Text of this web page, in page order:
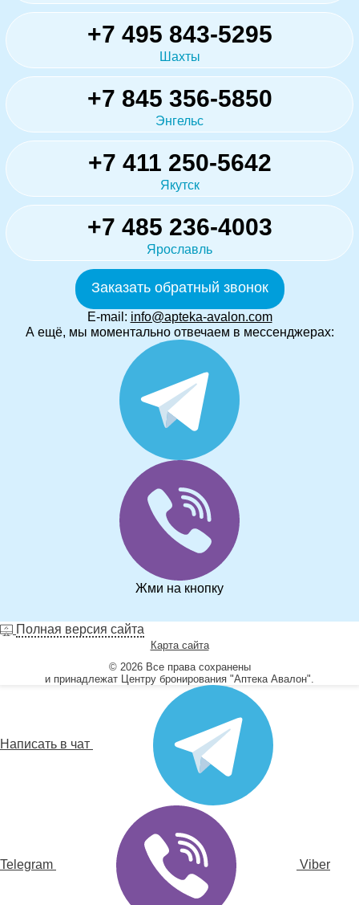
+7 495 843-5295
Шахты
+7 845 356-5850
Энгельс
+7 411 250-5642
Якутск
+7 485 236-4003
Ярославль
Заказать обратный звонок
E-mail: info@apteka-avalon.com
А ещё, мы моментально отвечаем в мессенджерах:
Жми на кнопку
Полная версия сайта
Карта сайта
© 2026 Все права сохранены
и принадлежат Центру бронирования "Аптека Авалон".
Написать в чат
Telegram Viber